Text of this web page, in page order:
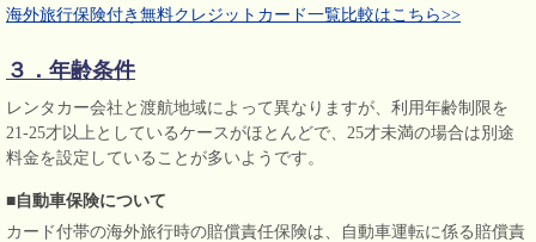
海外旅行保険付き無料クレジットカード一覧比較はこちら>>
３．年齢条件
レンタカー会社と渡航地域によって異なりますが、利用年齢制限を
21-25才以上としているケースがほとんどで、25才未満の場合は別途
料金を設定していることが多いようです。
■自動車保険について
カード付帯の海外旅行時の賠償責任保険は、自動車運転に係る賠償責